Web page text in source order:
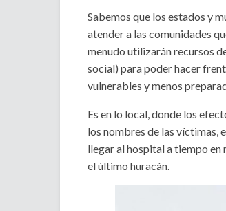
Sabemos que los estados y
atender a las comunidades
menudo utilizarán recursos
social) para poder hacer
vulnerables y menos
Es en lo local, donde los
los nombres de las víctimas,
llegar al hospital a tiempo en
el último huracán.